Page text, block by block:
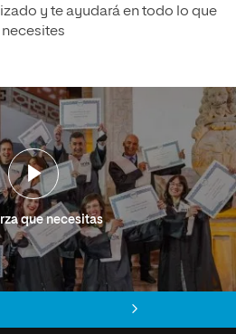
y te ayudará en todo lo que
necesites
que necesitas